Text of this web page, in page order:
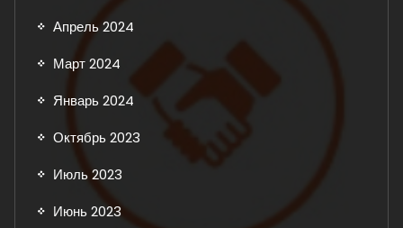
Апрель 2024
Март 2024
Январь 2024
Октябрь 2023
Июль 2023
Июнь 2023